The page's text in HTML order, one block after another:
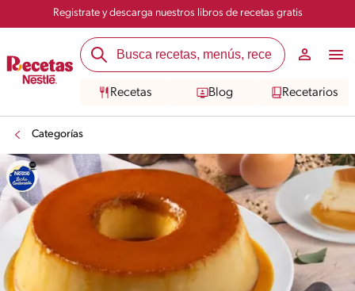
Registrate y descarga nuestros libros de recetas gratis
Recetas Blog Recetarios
Categorías